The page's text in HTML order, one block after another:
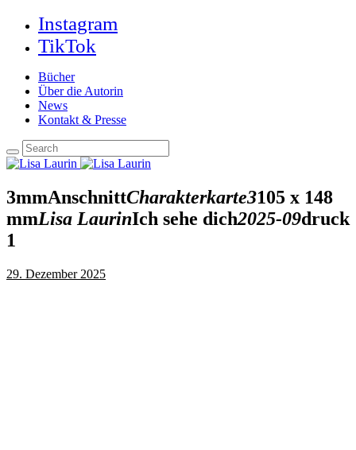
Instagram
TikTok
Bücher
Über die Autorin
News
Kontakt & Presse
3mmAnschnittCharakterkarte3105 x 148
mmLisa LaurinIch sehe dich2025-09druck
1
29. Dezember 2025